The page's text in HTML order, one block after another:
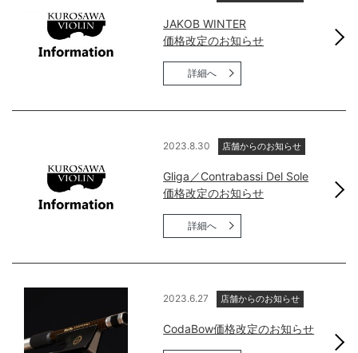
JAKOB WINTER
価格改定のお知らせ
詳細へ
2023.8.30 店舗からのお知らせ
Gliga／Contrabassi Del Sole
価格改定のお知らせ
詳細へ
2023.6.27 店舗からのお知らせ
CodaBow価格改定のお知らせ